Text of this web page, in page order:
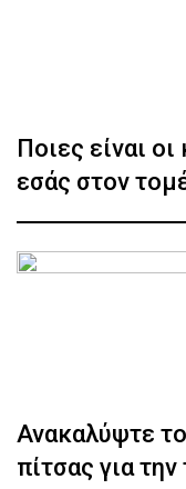
Ποιες είναι
εσάς στον
Ανακαλύψτε
πίτσας για